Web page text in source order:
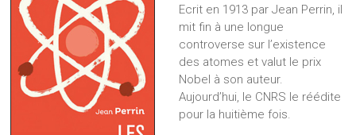
Ecrit en 1913 par Jean Perrin, il
mit fin à une longue
controverse sur l’existence
des atomes et valut le prix
Nobel à son auteur.
Aujourd’hui, le CNRS le réédite
pour la huitième fois.